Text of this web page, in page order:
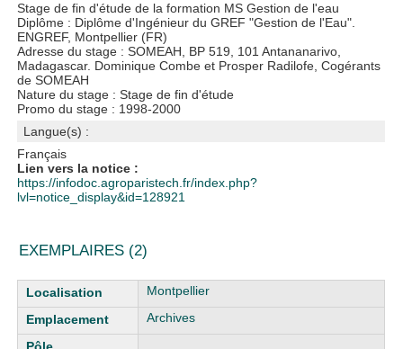
Stage de fin d'étude de la formation MS Gestion de l'eau
Diplôme : Diplôme d'Ingénieur du GREF "Gestion de l'Eau".
ENGREF, Montpellier (FR)
Adresse du stage : SOMEAH, BP 519, 101 Antananarivo,
Madagascar. Dominique Combe et Prosper Radilofe, Cogérants
de SOMEAH
Nature du stage : Stage de fin d'étude
Promo du stage : 1998-2000
Langue(s) :
Français
Lien vers la notice :
https://infodoc.agroparistech.fr/index.php?
lvl=notice_display&id=128921
EXEMPLAIRES (2)
Liste des exemplaires
Montpellier
Archives